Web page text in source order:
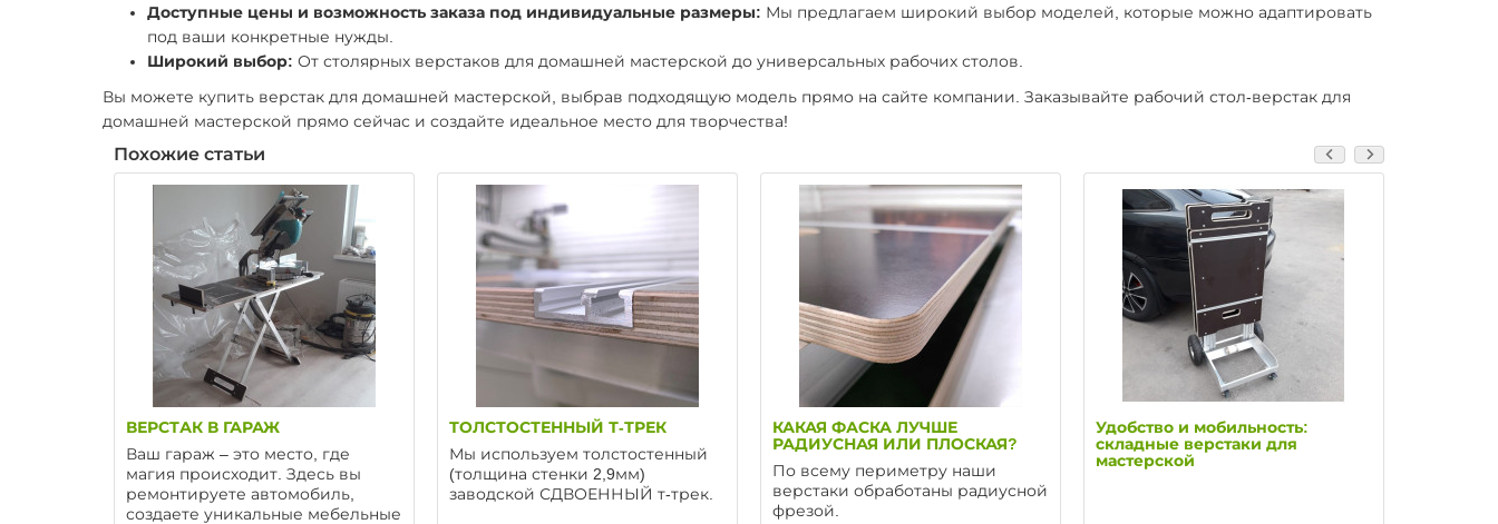
Доступные цены и возможность заказа под индивидуальные размеры: Мы предлагаем широкий выбор моделей, которые можно адаптировать
под ваши конкретные нужды.
Широкий выбор: От столярных верстаков для домашней мастерской до универсальных рабочих столов.
Вы можете купить верстак для домашней мастерской, выбрав подходящую модель прямо на сайте компании. Заказывайте рабочий стол-верстак для
домашней мастерской прямо сейчас и создайте идеальное место для творчества!
Похожие статьи
ВЕРСТАК В ГАРАЖ
Ваш гараж – это место, где
магия происходит. Здесь вы
ремонтируете автомобиль,
создаете уникальные мебельные
ТОЛСТОСТЕННЫЙ Т-ТРЕК
Мы используем толстостенный
(толщина стенки 2,9мм)
заводской СДВОЕННЫЙ т-трек.
КАКАЯ ФАСКА ЛУЧШЕ
РАДИУСНАЯ ИЛИ ПЛОСКАЯ?
По всему периметру наши
верстаки обработаны радиусной
фрезой.
Удобство и мобильность:
складные верстаки для
мастерской